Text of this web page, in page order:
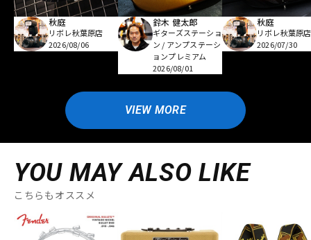
秋庭
リボレ秋葉原店
2026/08/06
鈴木 健太郎
ギターズステーショ
ン / アンプステーシ
ョンプレミアム
2026/08/01
秋庭
リボレ秋葉原店
2026/07/30
VIEW MORE
YOU MAY ALSO LIKE
こちらもオススメ